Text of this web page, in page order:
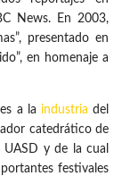
News. En 2003,
presentado en
en homenaje a
a la industria del
catedrático de
UASD y de la cual
festivales